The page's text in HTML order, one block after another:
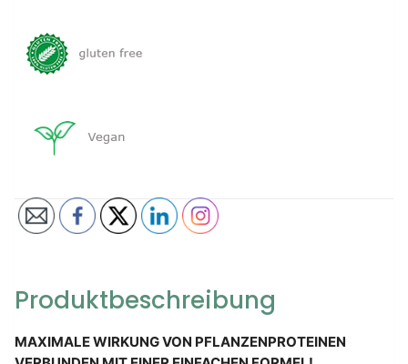
Produktbeschreibung
MAXIMALE WIRKUNG VON PFLANZENPROTEINEN